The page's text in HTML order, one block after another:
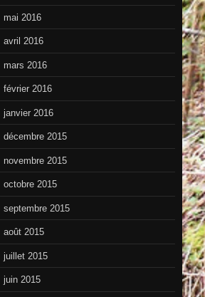
mai 2016
avril 2016
mars 2016
février 2016
janvier 2016
décembre 2015
novembre 2015
octobre 2015
septembre 2015
août 2015
juillet 2015
juin 2015